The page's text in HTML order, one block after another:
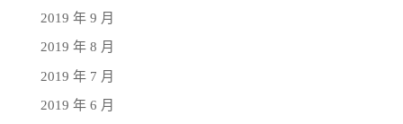
2019 年 9 月
2019 年 8 月
2019 年 7 月
2019 年 6 月